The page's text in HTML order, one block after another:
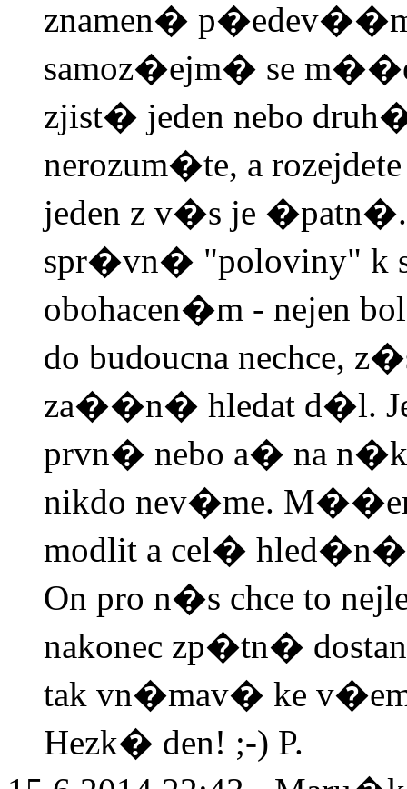
znamen�
samoz�ejm� se
zjist� jeden nebo
nerozum�te, a
jeden z v�s je �patn�.
spr�vn� "poloviny" k
obohacen�m - nejen
do budoucna nechce,
za��n� hledat d�l.
prvn� nebo a� na
nikdo nev�me.
modlit a cel� hled�n�
On pro n�s chce to
nakonec zp�tn�
tak vn�mav� ke
Hezk� den! ;-) P.